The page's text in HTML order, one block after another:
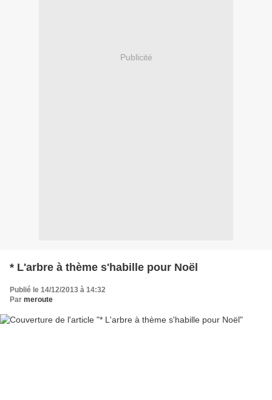
Publicité
* L'arbre à thème s'habille pour Noël
Publié le 14/12/2013 à 14:32
Par meroute